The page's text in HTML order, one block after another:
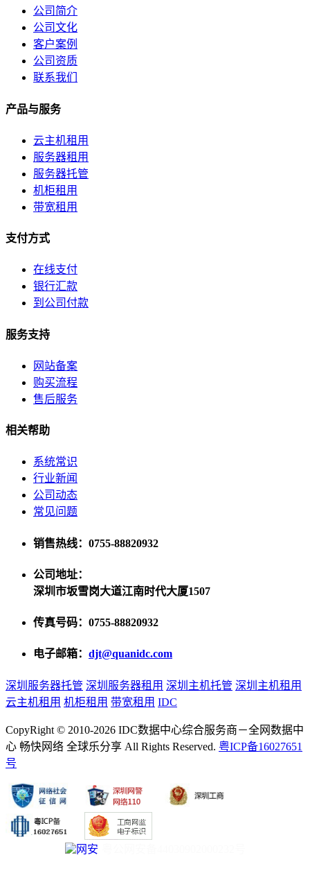
公司简介
公司文化
客户案例
公司资质
联系我们
产品与服务
云主机租用
服务器租用
服务器托管
机柜租用
带宽租用
支付方式
在线支付
银行汇款
到公司付款
服务支持
网站备案
购买流程
售后服务
相关帮助
系统常识
行业新闻
公司动态
常见问题
销售热线：0755-88820932
公司地址：
深圳市坂雪岗大道江南时代大厦1507
传真号码：0755-88820932
电子邮箱： djt@quanidc.com
深圳服务器托管 深圳服务器租用 深圳主机托管 深圳主机租用
云主机租用 机柜租用 带宽租用 IDC
CopyRight © 2010-2026 IDC数据中心综合服务商－全网数据中
心 畅快网络 全球乐分享 All Rights Reserved. 粤ICP备16027651
号